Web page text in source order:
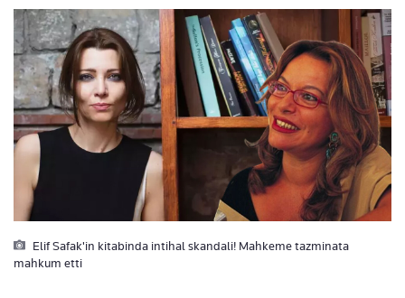
Elif Safak'in kitabinda intihal skandali! Mahkeme tazminata
mahkum etti